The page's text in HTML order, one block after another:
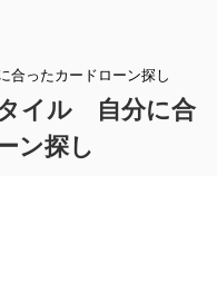
ったカードローン探し
イル 自分に合
ン探し